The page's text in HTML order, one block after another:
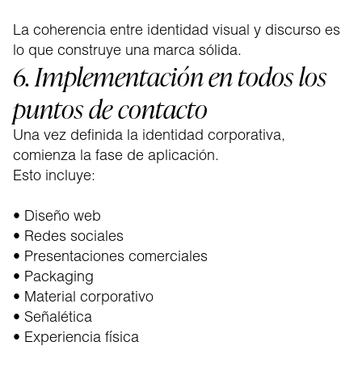
La coherencia entre identidad visual y discurso es
lo que construye una marca sólida.
6. Implementación en todos los
puntos de contacto
Una vez definida la identidad corporativa,
comienza la fase de aplicación.
Esto incluye:
• Diseño web
• Redes sociales
• Presentaciones comerciales
• Packaging
• Material corporativo
• Señalética
• Experiencia física